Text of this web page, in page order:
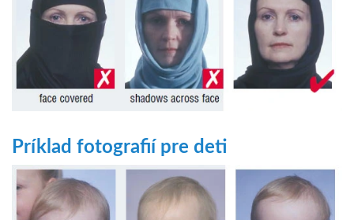
Príklad fotografií pre deti